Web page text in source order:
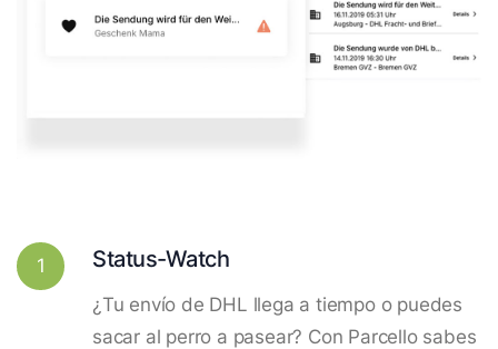
1 Status-Watch
¿Tu envío de DHL llega a tiempo o puedes
sacar al perro a pasear? Con Parcello sabes